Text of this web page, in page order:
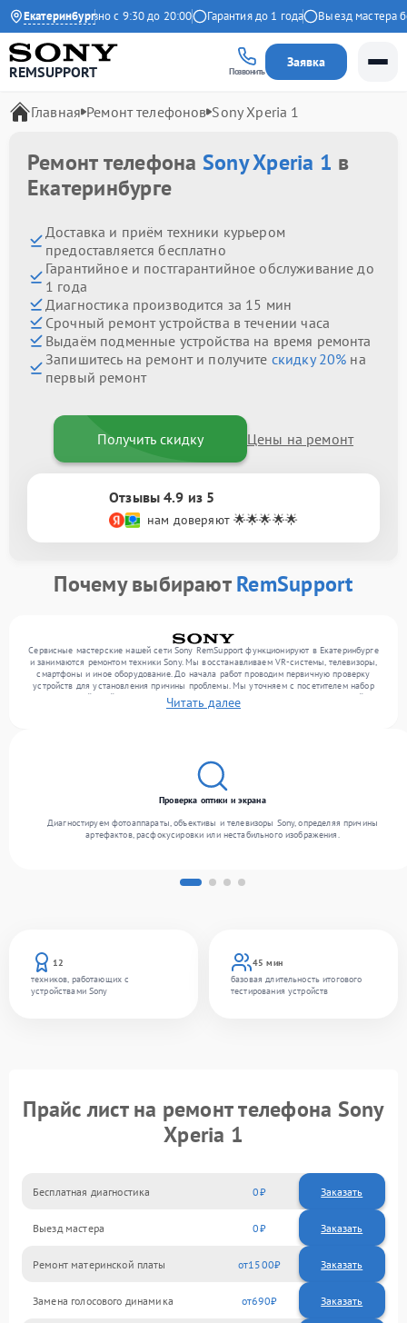
Екатеринбург
Ежедневно с 9:30 до 20:00 Гарантия до 1 года Выезд мастера
REMSUPPORT Позвонить
Заявка
Главная Ремонт телефонов Sony Xperia 1
Ремонт телефона Sony Xperia 1 в
Екатеринбурге
Доставка и приём техники курьером
предоставляется бесплатно
Гарантийное и постгарантийное обслуживание до
1 года
Диагностика производится за 15 мин
Срочный ремонт устройства в течении часа
Выдаём подменные устройства на время ремонта
Запишитесь на ремонт и получите скидку 20% на
первый ремонт
Получить скидку Цены на ремонт
Отзывы 4.9 из 5
нам доверяют 🌟🌟🌟🌟🌟
Почему выбираютRemSupport
Сервисные мастерские нашей сети Sony RemSupport функционируют в Екатеринбурге
и занимаются ремонтом техники Sony. Мы восстанавливаем VR-системы, телевизоры,
смартфоны и иное оборудование. До начала работ проводим первичную проверку
устройств для установления причины проблемы. Мы уточняем с посетителем набор
нужных действий и их цену, лишь потом выполняем восстановление с заменой
запчастей по необходимости. В конце подтверждаем качество услуг финальной
Читать далее
12
техников, работающих с
устройствами Sony
45 мин
базовая длительность итогового
тестирования устройств
Проверка оптики и экрана
Диагностируем фотоаппараты, объективы и телевизоры Sony, определяя причины
артефактов, расфокусировки или нестабильного изображения.
Прайс лист на ремонт телефона Sony
Xperia 1
Бесплатная диагностика 0 Заказать
Выезд мастера 0 Заказать
Ремонт материнской платы 1500
Замена голосового динамика 690